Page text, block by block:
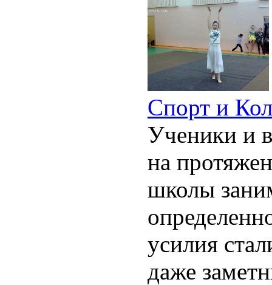
Спорт и
Ученики и
на
школы
усилия
даже